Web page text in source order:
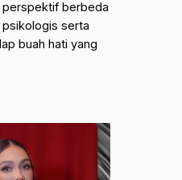
perspektif berbeda
serta
buah hati yang